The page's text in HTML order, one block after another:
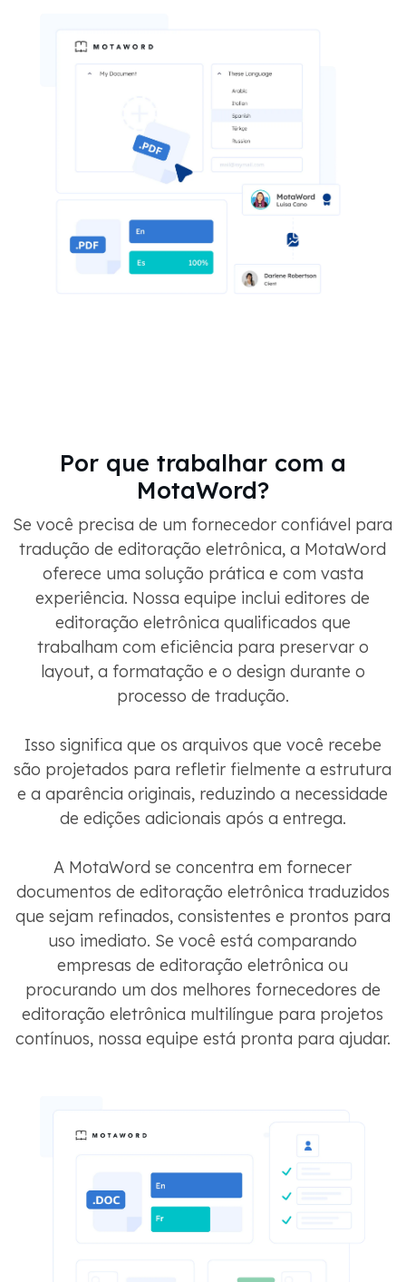
Por que trabalhar com a
MotaWord?
Se você precisa de um fornecedor confiável para
tradução de editoração eletrônica, a MotaWord
oferece uma solução prática e com vasta
experiência. Nossa equipe inclui editores de
editoração eletrônica qualificados que
trabalham com eficiência para preservar o
layout, a formatação e o design durante o
processo de tradução.
Isso significa que os arquivos que você recebe
são projetados para refletir fielmente a estrutura
e a aparência originais, reduzindo a necessidade
de edições adicionais após a entrega.
A MotaWord se concentra em fornecer
documentos de editoração eletrônica traduzidos
que sejam refinados, consistentes e prontos para
uso imediato. Se você está comparando
empresas de editoração eletrônica ou
procurando um dos melhores fornecedores de
editoração eletrônica multilíngue para projetos
contínuos, nossa equipe está pronta para ajudar.